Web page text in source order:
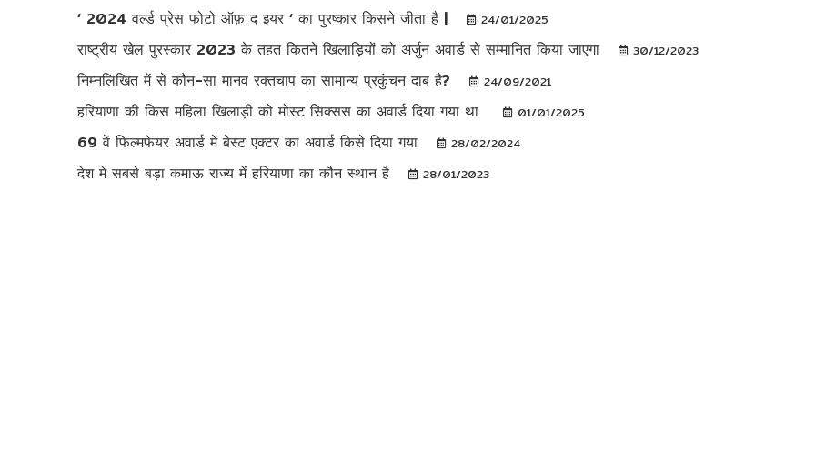
‘ 2024 वर्ल्ड प्रेस फोटो ऑफ़ द इयर ‘ का पुरष्कार किसने जीता है | 24/01/2025
राष्ट्रीय खेल पुरस्कार 2023 के तहत कितने खिलाड़ियों को अर्जुन अवार्ड से सम्मानित किया जाएगा 30/12/2023
निम्नलिखित में से कौन-सा मानव रक्तचाप का सामान्य प्रकुंचन दाब है? 24/09/2021
हरियाणा की किस महिला खिलाड़ी को मोस्ट सिक्सस का अवार्ड दिया गया था 01/01/2025
69 वें फिल्मफेयर अवार्ड में बेस्ट एक्टर का अवार्ड किसे दिया गया 28/02/2024
देश मे सबसे बड़ा कमाऊ राज्य में हरियाणा का कौन स्थान है 28/01/2023